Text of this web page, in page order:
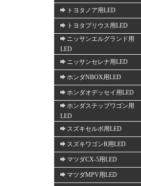
トヨタノア用LED
トヨタプリウス用LED
ニッサンエルグランド用
LED
ニッサンセレナ用LED
ホンダNBOX用LED
ホンダオデッセイ用LED
ホンダステップワゴン用
LED
スズキセルボ用LED
スズキワゴンR用LED
マツダCX-5用LED
マツダMPV用LED